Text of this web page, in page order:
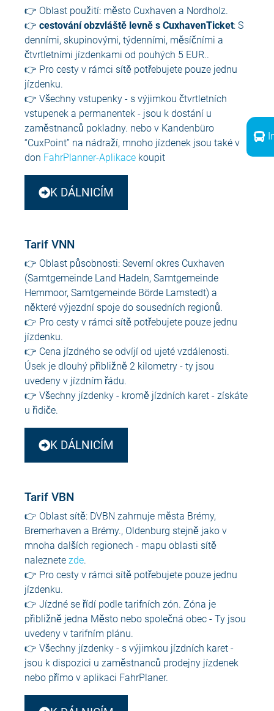
👉 Oblast použití: město Cuxhaven a Nordholz.
👉 cestování obzvláště levně s CuxhavenTicket: S
denními, skupinovými, týdenními, měsíčními a
čtvrtletními jízdenkami od pouhých 5 EUR..
👉 Pro cesty v rámci sítě potřebujete pouze jednu
jízdenku.
👉 Všechny vstupenky - s výjimkou čtvrtletních
vstupenek a permanentek - jsou k dostání u
zaměstnanců pokladny. nebo v Kandenbüro
“CuxPoint” na nádraží, mnoho jízdenek jsou také v
don FahrPlanner-Aplikace koupit
K DÁLNICÍM
Tarif VNN
👉 Oblast působnosti: Severní okres Cuxhaven
(Samtgemeinde Land Hadeln, Samtgemeinde
Hemmoor, Samtgemeinde Börde Lamstedt) a
některé výjezdní spoje do sousedních regionů.
👉 Pro cesty v rámci sítě potřebujete pouze jednu
jízdenku.
👉 Cena jízdného se odvíjí od ujeté vzdálenosti.
Úsek je dlouhý přibližně 2 kilometry - ty jsou
uvedeny v jízdním řádu.
👉 Všechny jízdenky - kromě jízdních karet - získáte
u řidiče.
K DÁLNICÍM
Tarif VBN
👉 Oblast sítě: DVBN zahrnuje města Brémy,
Bremerhaven a Brémy., Oldenburg stejně jako v
mnoha dalších regionech - mapu oblasti sítě
naleznete zde.
👉 Pro cesty v rámci sítě potřebujete pouze jednu
jízdenku.
👉 Jízdné se řídí podle tarifních zón. Zóna je
přibližně jedna Město nebo společná obec - Ty jsou
uvedeny v tarifním plánu.
👉 Všechny jízdenky - s výjimkou jízdních karet -
jsou k dispozici u zaměstnanců prodejny jízdenek
nebo přímo v aplikaci FahrPlaner.